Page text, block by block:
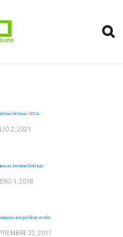
OCCA
2, 2021
termoeléctricas
1, 2018
con política verde
22, 2017